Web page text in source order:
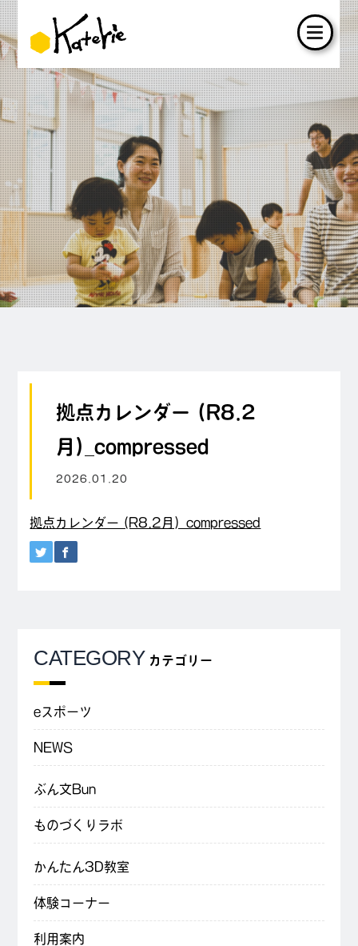
拠点カレンダー (R8.2
月)_compressed
2026.01.20
拠点カレンダー (R8.2月)_compressed
CATEGORY カテゴリー
eスポーツ
NEWS
ぶん文Bun
ものづくりラボ
かんたん3D教室
体験コーナー
利用案内